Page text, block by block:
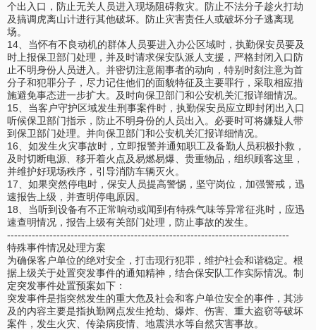
个出入口，防止无关人员进入现场阻碍救灾。防止不法分子趁火打劫
及搞调虎离山计进行其他破坏。防止灾害责任人或破坏分子逃离现
场。
14、当怀有不良动机的群体人员要进入办公区域时，执勤保安员要及
时上报保卫部门处理，并及时请求保安队派人支援，严格封闭入口防
止不明身份人员进入。并密切注意闹事者的动向，特别时刻注意为首
分子和犯罪分子，尽力记住他们的面貌特征及主要罪行，采取相应措
施避免事态进一步扩大。及时向保卫部门和公安机关汇报详细情况。
15、当客户守护区域发生刑事案件时，执勤保安员应立即封闭出入口
听候保卫部门指示，防止不明身份的人员出入。必要时可将嫌疑人带
到保卫部门处理。并向保卫部门和公安机关汇报详细情况。
16、如发生火灾事故时，立即报警并通知职工及备勤人员积极扑救，
及时切断电源、移开着火点及易燃易爆、贵重物品，组织顾客这里，
并维护好现场秩序，引导消防车辆灭火。
17、如果突然停电时，保安人员提高警惕，坚守岗位，加强警戒，迅
速报告上级，并查明停电原因。
18、当听到设备有不正常响动或闻到有特殊气味等异常征兆时，应迅
速查明情况，报告上级有关部门处理，防止事故的发生。
--------------------------------------------------------------------------------
特殊事件情况处理方案
为确保客户单位的绝对安全，打击现行犯罪，维护社会和谐稳定。根
据上级关于处置突发事件的通知精神，结合保安队工作实际情况。制
定突发事件处置预案如下：
突发事件是指突然发生的重大危及社会和客户单位安全的事件，其涉
及的内容主要是指执勤网点发生抢劫、爆炸、伤害、重大盗窃等破坏
案件，发生火灾、传染病疫情、地震洪水等自然灾害事故。